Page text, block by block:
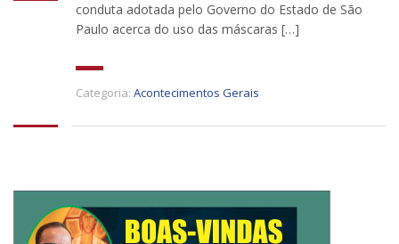
conduta adotada pelo Governo do Estado de São
Paulo acerca do uso das máscaras […]
Categoria: Acontecimentos Gerais